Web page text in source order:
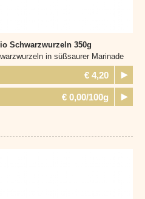
Schwarzwurzeln 350g
in süßsaurer Marinade
€ 4,20
€ 0,00/100g